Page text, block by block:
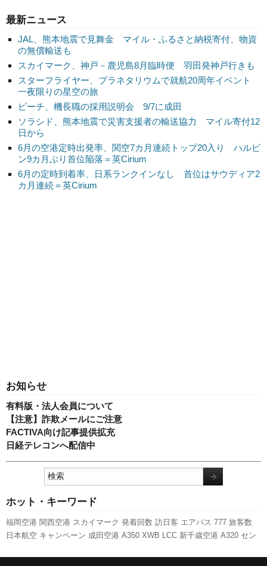
最新ニュース
JAL、熊本地震で見舞金 マイル・ふるさと納税寄付、物資
の無償輸送も
スカイマーク、神戸－鹿児島8月臨時便 羽田発神戸行きも
スターフライヤー、プラネタリウムで就航20周年イベント
一夜限りの星空の旅
ピーチ、機長職の採用説明会 9/7に成田
ソラシド、熊本地震で災害支援者の輸送協力 マイル寄付12
日から
6月の空港定時出発率、関空7カ月連続トップ20入り ハルビ
ン9カ月ぶり首位陥落＝英Cirium
6月の定時到着率、日系ランクインなし 首位はサウディア2
カ月連続＝英Cirium
お知らせ
有料版・法人会員について
【注意】詐欺メールにご注意
FACTIVA向け記事提供拡充
日経テレコンへ配信中
ホット・キーワード
福岡空港 関西空港 スカイマーク 発着回数 訪日客 エアバス 777 旅客数
日本航空 キャンペーン 成田空港 A350 XWB LCC 新千歳空港 A320 セン